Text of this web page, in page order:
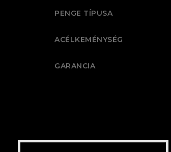
PENGE TÍPUSA
ACÉLKEMÉNYSÉG
GARANCIA